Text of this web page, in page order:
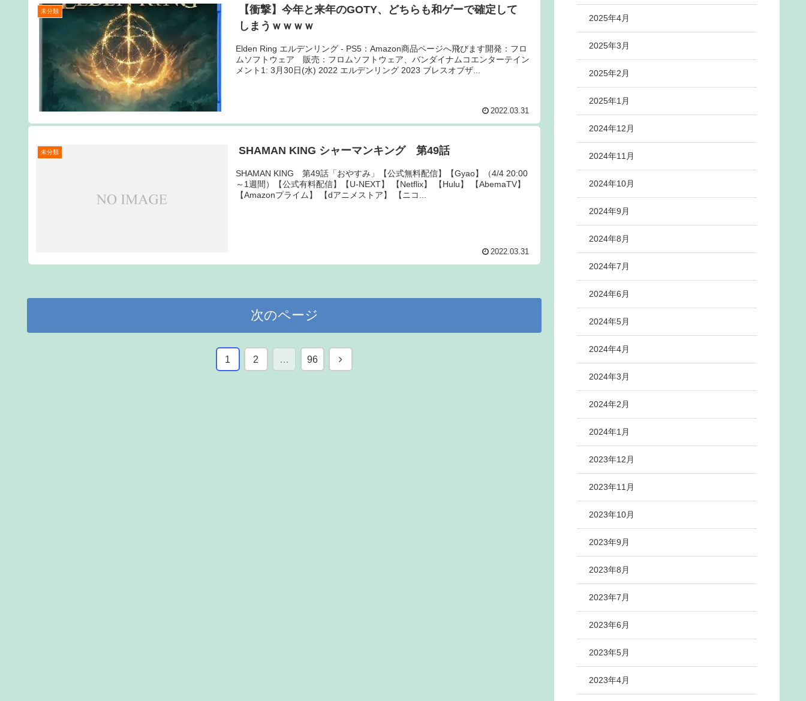
未分類
【衝撃】今年と来年のGOTY、どちらも和ゲーで確定して
しまうｗｗｗｗ
Elden Ring エルデンリング - PS5：Amazon商品ページへ飛びます開発：フロ
ムソフトウェア 販売：フロムソフトウェア、バンダイナムコエンターテイン
メント1: 3月30日(水) 2022 エルデンリング 2023 ブレスオブザ...
2022.03.31
未分類 SHAMAN KING シャーマンキング 第49話
SHAMAN KING 第49話「おやすみ」【公式無料配信】【Gyao】（4/4 20:00
～1週間）【公式有料配信】【U-NEXT】 【Netflix】 【Hulu】 【AbemaTV】
【Amazonプライム】 【dアニメストア】 【ニコ...
2022.03.31
次のページ
1 2 … 96 次
2025年4月
2025年3月
2025年2月
2025年1月
2024年12月
2024年11月
2024年10月
2024年9月
2024年8月
2024年7月
2024年6月
2024年5月
2024年4月
2024年3月
2024年2月
2024年1月
2023年12月
2023年11月
2023年10月
2023年9月
2023年8月
2023年7月
2023年6月
2023年5月
2023年4月